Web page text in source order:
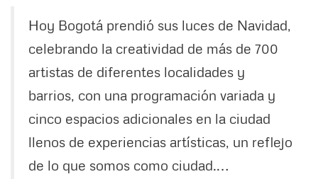
Hoy Bogotá prendió sus luces de Navidad,
celebrando la creatividad de más de 700
artistas de diferentes localidades y
barrios, con una programación variada y
cinco espacios adicionales en la ciudad
llenos de experiencias artísticas, un reflejo
de lo que somos como ciudad.…